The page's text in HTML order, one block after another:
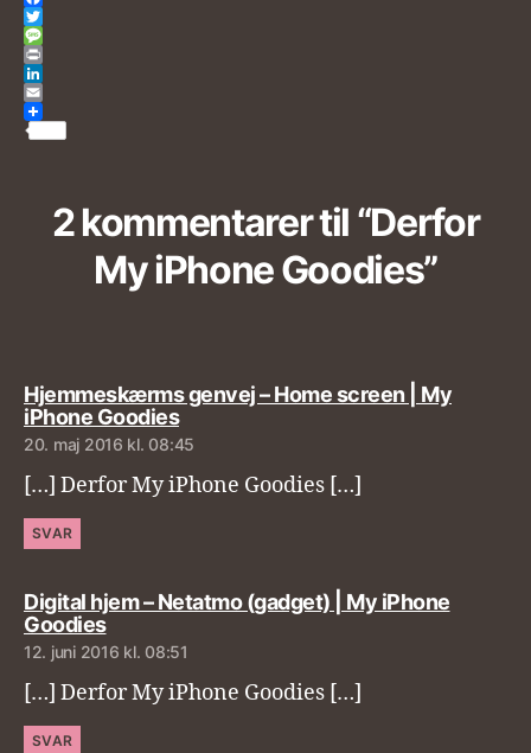
F
a
c
e
b
o
o
k
T
w
i
t
t
e
r
M
e
s
s
a
g
P
r
i
n
t
L
i
n
k
E
m
a
2 kommentarer til “Derfor
My iPhone Goodies”
Hjemmeskærms genvej – Home screen | My
iPhone Goodiessiger:
20. maj 2016 kl. 08:45
[…] Derfor My iPhone Goodies […]
SVAR
Digital hjem – Netatmo (gadget) | My iPhone
Goodiessiger:
12. juni 2016 kl. 08:51
[…] Derfor My iPhone Goodies […]
SVAR